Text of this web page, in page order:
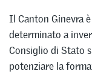
Il Canton Ginevra
determinato a
Consiglio di Stato
potenziare la